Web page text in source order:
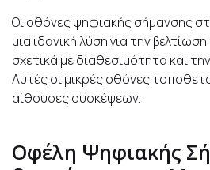
Οι οθόνες ψηφιακής σήμανσης
μια ιδανική λύση για την
σχετικά με διαθεσιμότητα και
Αυτές οι μικρές οθόνες
αίθουσες συσκέψεων.
Οφέλη Ψηφιακής